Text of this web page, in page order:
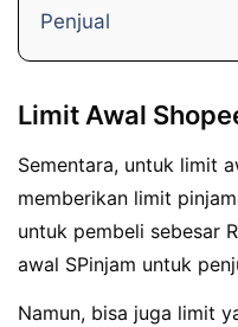
Penjual
Limit Awal
Sementara, untuk limit
memberikan limit
untuk pembeli sebesar
awal SPinjam untuk
Namun, bisa juga limit